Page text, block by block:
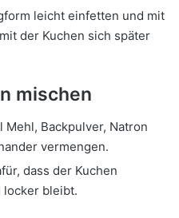
leicht einfetten und mit
der Kuchen sich später
mischen
Backpulver, Natron
vermengen.
dass der Kuchen
locker bleibt.